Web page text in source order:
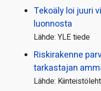
Tekoäly loi juuri
luonnosta
Lähde: YLE tiede
Riskirakenne
tarkastajan
Lähde: